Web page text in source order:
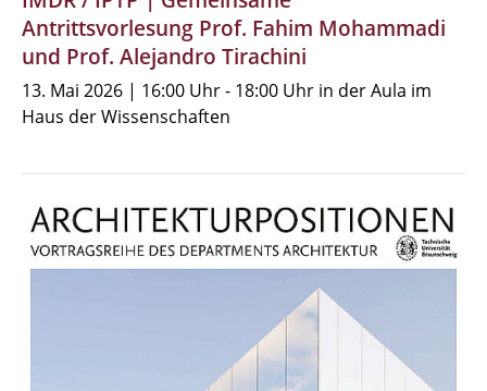
Antrittsvorlesung Prof. Fahim Mohammadi
und Prof. Alejandro Tirachini
13. Mai 2026 | 16:00 Uhr - 18:00 Uhr in der Aula im
Haus der Wissenschaften